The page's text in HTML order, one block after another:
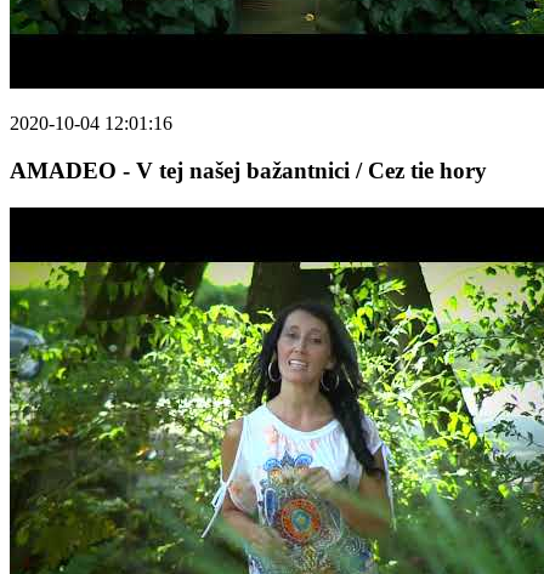
2020-10-04 12:01:16
AMADEO - V tej našej bažantnici / Cez tie hory